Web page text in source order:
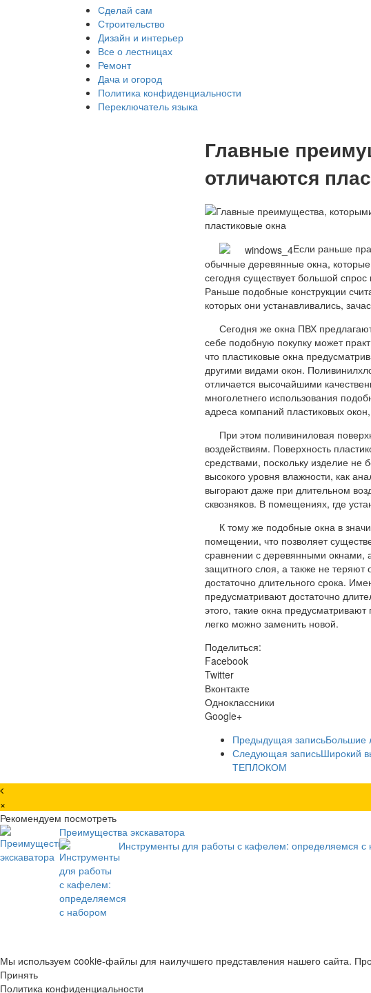
Сделай сам
Строительство
Дизайн и интерьер
Все о лестницах
Ремонт
Дача и огород
Политика конфиденциальности
Переключатель языка
Главные
отличаются
Если раньше
обычные деревянные окна,
сегодня существует большой
Раньше подобные конструкции
которых они устанавливались,
Сегодня же окна ПВХ
себе подобную покупку может
что пластиковые окна
другими видами окон.
отличается высочайшими
многолетнего использования
адреса компаний пластиковых
При этом поливиниловая
воздействиям. Поверхность
средствами, поскольку изделие не
высокого уровня влажности, как
выгорают даже при длительном
сквозняков. В помещениях, где
К тому же подобные окна в
помещении, что позволяет
сравнении с деревянными окнами,
защитного слоя, а также не теряют
достаточно длительного срока.
предусматривают достаточно
этого, такие окна
легко можно заменить новой.
Поделиться:
Facebook
Twitter
Вконтакте
Одноклассники
Google+
Предыдущая записьБольшие
Следующая записьШирокий
ТЕПЛОКОМ
×
Рекомендуем посмотреть
Преимущества экскаватора
Инструменты для работы с кафелем: определяемся с
Мы используем cookie-файлы для наилучшего представления нашего сайта.
Принять
Политика конфиденциальности